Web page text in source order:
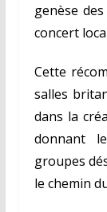
genèse
concert
Cette
salles
dans la
donnant
groupes
le chemin